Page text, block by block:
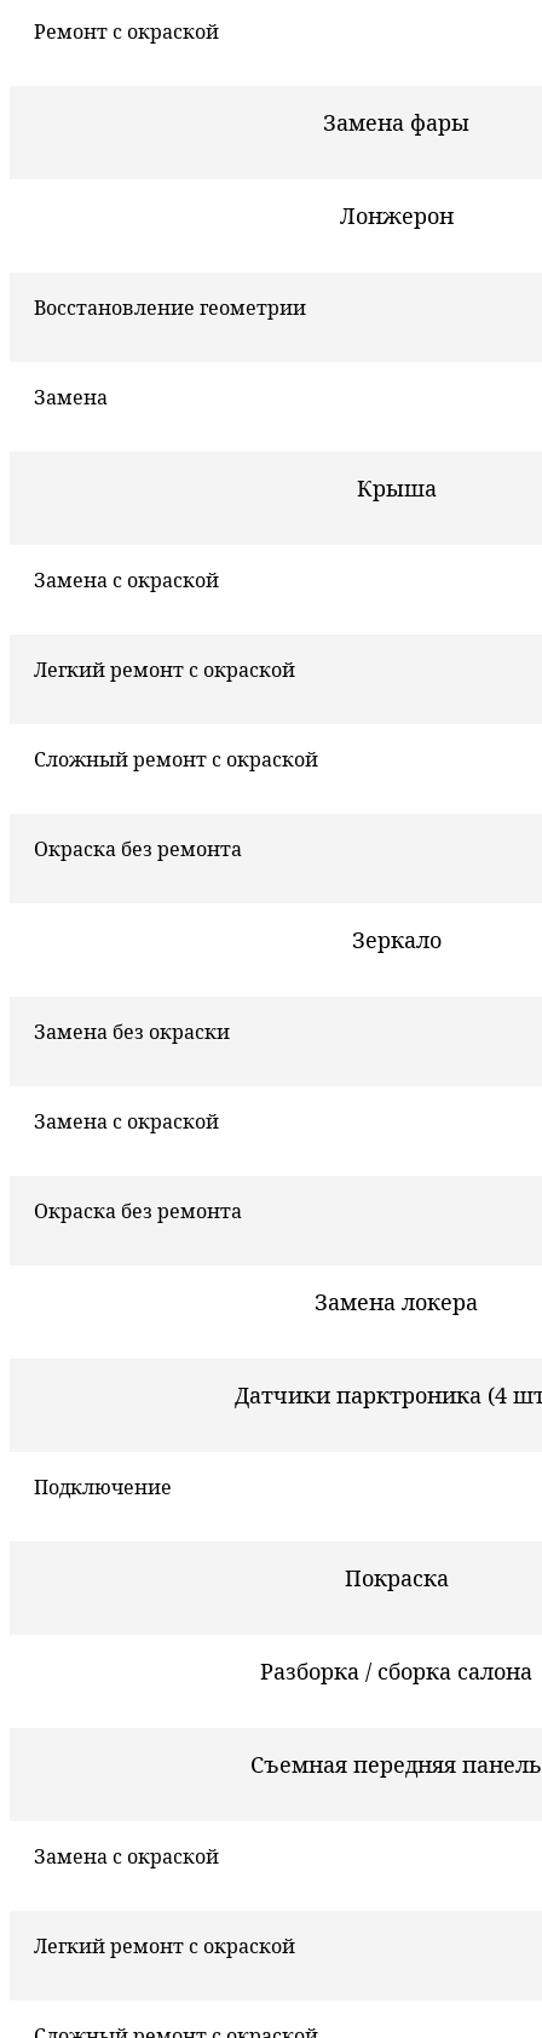
Ремонт с окраской
Замена фары
Лонжерон
Восстановление геометрии
Замена
Крыша
Замена с окраской
Легкий ремонт с окраской
Сложный ремонт с окраской
Окраска без ремонта
Зеркало
Замена без окраски
Замена с окраской
Окраска без ремонта
Замена локера
Датчики парктроника (4
Подключение
Покраска
Разборка / сборка салона
Съемная передняя панель
Замена с окраской
Легкий ремонт с окраской